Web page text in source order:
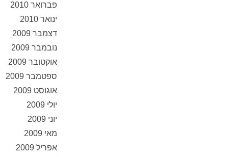
פברואר 2010
ינואר 2010
דצמבר 2009
נובמבר 2009
אוקטובר 2009
ספטמבר 2009
אוגוסט 2009
יולי 2009
יוני 2009
מאי 2009
אפריל 2009